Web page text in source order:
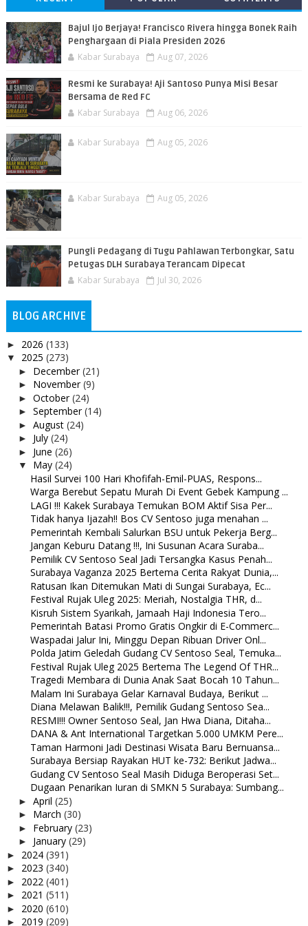
Bajul Ijo Berjaya! Francisco Rivera hingga Bonek Raih
Penghargaan di Piala Presiden 2026
Kabar Surabaya Aug 07, 2026
Resmi ke Surabaya! Aji Santoso Punya Misi Besar
Bersama de Red FC
Kabar Surabaya Aug 06, 2026
Kabar Surabaya Aug 05, 2026
Kabar Surabaya Aug 05, 2026
Pungli Pedagang di Tugu Pahlawan Terbongkar, Satu
Petugas DLH Surabaya Terancam Dipecat
Kabar Surabaya Jul 30, 2026
BLOG ARCHIVE
► 2026 (133)
▼ 2025 (273)
► December(21)
► November(9)
► October(24)
► September(14)
► August (24)
► July (24)
► June (26)
▼ May (24)
Hasil Survei 100 Hari Khofifah-Emil-PUAS, Respons...
Warga Berebut Sepatu Murah Di Event Gebek Kampung ...
LAGI !!! Kakek Surabaya Temukan BOM Aktif Sisa Per...
Tidak hanya Ijazah!! Bos CV Sentoso juga menahan ...
Pemerintah Kembali Salurkan BSU untuk Pekerja Berg...
Jangan Keburu Datang !!!, Ini Susunan Acara Suraba...
Pemilik CV Sentoso Seal Jadi Tersangka Kasus Penah...
Surabaya Vaganza 2025 Bertema Cerita Rakyat Dunia,...
Ratusan Ikan Ditemukan Mati di Sungai Surabaya, Ec...
Festival Rujak Uleg 2025: Meriah, Nostalgia THR, d...
Kisruh Sistem Syarikah, Jamaah Haji Indonesia Tero...
Pemerintah Batasi Promo Gratis Ongkir di E-Commerc...
Waspadai Jalur Ini, Minggu Depan Ribuan Driver Onl...
Polda Jatim Geledah Gudang CV Sentoso Seal, Temuka...
Festival Rujak Uleg 2025 Bertema The Legend Of THR...
Tragedi Membara di Dunia Anak Saat Bocah 10 Tahun...
Malam Ini Surabaya Gelar Karnaval Budaya, Berikut ...
Diana Melawan Balik!!!, Pemilik Gudang Sentoso Sea...
RESMI!!! Owner Sentoso Seal, Jan Hwa Diana, Ditaha...
DANA & Ant International Targetkan 5.000 UMKM Pere...
Taman Harmoni Jadi Destinasi Wisata Baru Bernuansa...
Surabaya Bersiap Rayakan HUT ke-732: Berikut Jadwa...
Gudang CV Sentoso Seal Masih Diduga Beroperasi Set...
Dugaan Penarikan Iuran di SMKN 5 Surabaya: Sumbang...
► April (25)
► March (30)
► February (23)
► January (29)
► 2024 (391)
► 2023 (340)
► 2022 (401)
► 2021 (511)
► 2020 (610)
► 2019 (209)